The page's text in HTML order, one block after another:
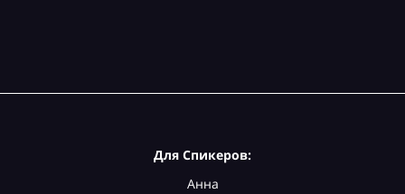
Для Спикеров:
Анна